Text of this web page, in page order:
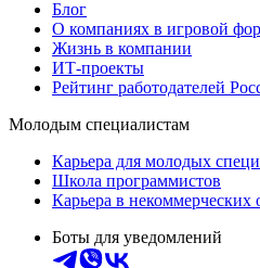
Блог
О компаниях в игровой
Жизнь в компании
ИТ-проекты
Рейтинг работодателей
Молодым специалистам
Карьера для молодых
Школа программистов
Карьера в некоммерческих
Боты для уведомлений